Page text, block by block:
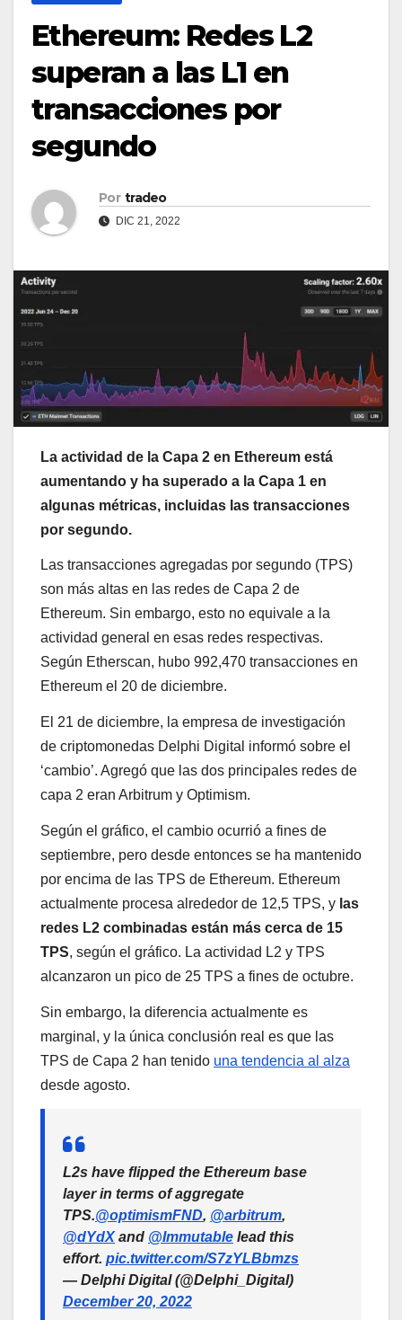
Ethereum: Redes L2
superan a las L1 en
transacciones por
segundo
Por tradeo
DIC 21, 2022
La actividad de la Capa 2 en Ethereum está
aumentando y ha superado a la Capa 1 en
algunas métricas, incluidas las transacciones
por segundo.
Las transacciones agregadas por segundo (TPS)
son más altas en las redes de Capa 2 de
Ethereum. Sin embargo, esto no equivale a la
actividad general en esas redes respectivas.
Según Etherscan, hubo 992,470 transacciones en
Ethereum el 20 de diciembre.
El 21 de diciembre, la empresa de investigación
de criptomonedas Delphi Digital informó sobre el
‘cambio’. Agregó que las dos principales redes de
capa 2 eran Arbitrum y Optimism.
Según el gráfico, el cambio ocurrió a fines de
septiembre, pero desde entonces se ha mantenido
por encima de las TPS de Ethereum. Ethereum
actualmente procesa alrededor de 12,5 TPS, y las
redes L2 combinadas están más cerca de 15
TPS, según el gráfico. La actividad L2 y TPS
alcanzaron un pico de 25 TPS a fines de octubre.
Sin embargo, la diferencia actualmente es
marginal, y la única conclusión real es que las
TPS de Capa 2 han tenido una tendencia al alza
desde agosto.
L2s have flipped the Ethereum base
layer in terms of aggregate
TPS.@optimismFND, @arbitrum,
@dYdXand @Immutable lead this
effort. pic.twitter.com/S7zYLBbmzs
— Delphi Digital (@Delphi_Digital)
December 20, 2022